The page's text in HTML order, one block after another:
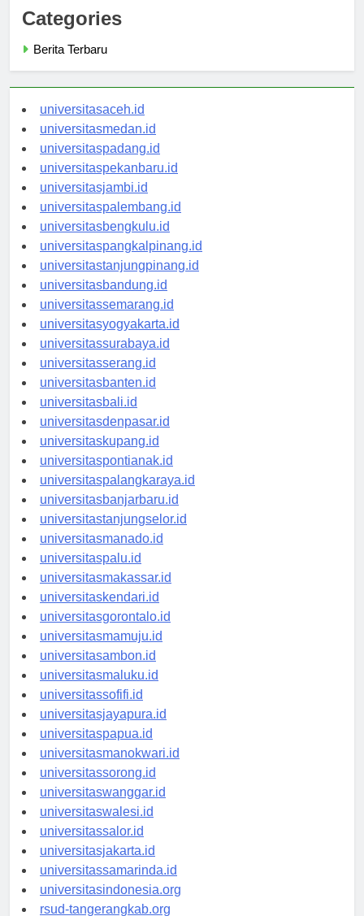
Categories
universitasaceh.id
universitasmedan.id
universitaspadang.id
universitaspekanbaru.id
universitasjambi.id
universitaspalembang.id
universitasbengkulu.id
universitaspangkalpinang.id
universitastanjungpinang.id
universitasbandung.id
universitassemarang.id
universitasyogyakarta.id
universitassurabaya.id
universitasserang.id
universitasbanten.id
universitasbali.id
universitasdenpasar.id
universitaskupang.id
universitaspontianak.id
universitaspalangkaraya.id
universitasbanjarbaru.id
universitastanjungselor.id
universitasmanado.id
universitaspalu.id
universitasmakassar.id
universitaskendari.id
universitasgorontalo.id
universitasmamuju.id
universitasambon.id
universitasmaluku.id
universitassofifi.id
universitasjayapura.id
universitaspapua.id
universitasmanokwari.id
universitassorong.id
universitaswanggar.id
universitaswalesi.id
universitassalor.id
universitasjakarta.id
universitassamarinda.id
universitasindonesia.org